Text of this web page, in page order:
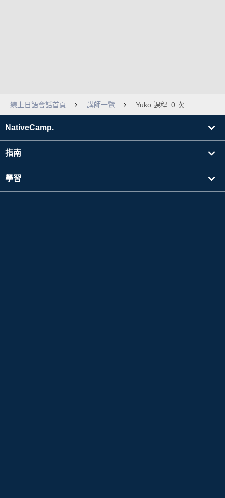
線上日語會話首頁 講師一覽 Yuko 課程: 0 次
NativeCamp.
指南
學習